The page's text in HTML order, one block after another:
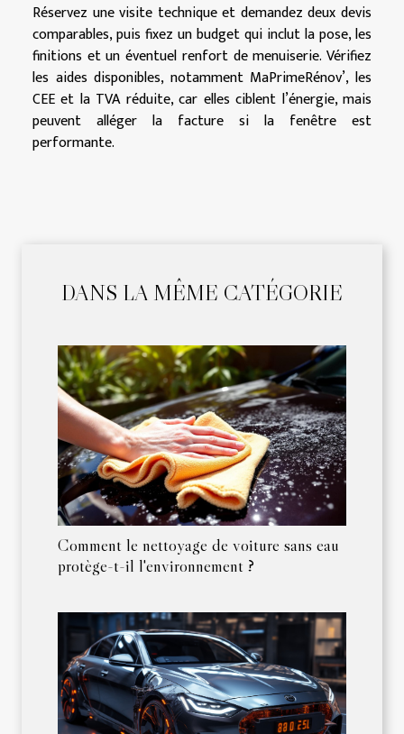
Réservez une visite technique et demandez deux devis
comparables, puis fixez un budget qui inclut la pose, les
finitions et un éventuel renfort de menuiserie. Vérifiez
les aides disponibles, notamment MaPrimeRénov’, les
CEE et la TVA réduite, car elles ciblent l’énergie, mais
peuvent alléger la facture si la fenêtre est
performante.
DANS LA MÊME CATÉGORIE
Comment le nettoyage de voiture sans eau
protège-t-il l'environnement ?